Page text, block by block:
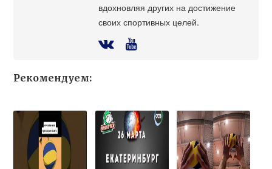
вдохновляя других на достижение
своих спортивных целей.
Рекомендуем: